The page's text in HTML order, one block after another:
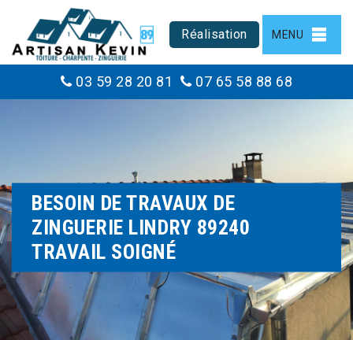
Réalisation MENU
03 59 28 20 81 07 65 58 88 68
BESOIN DE TRAVAUX DE
ZINGUERIE LINDRY 89240
TRAVAIL SOIGNÉ